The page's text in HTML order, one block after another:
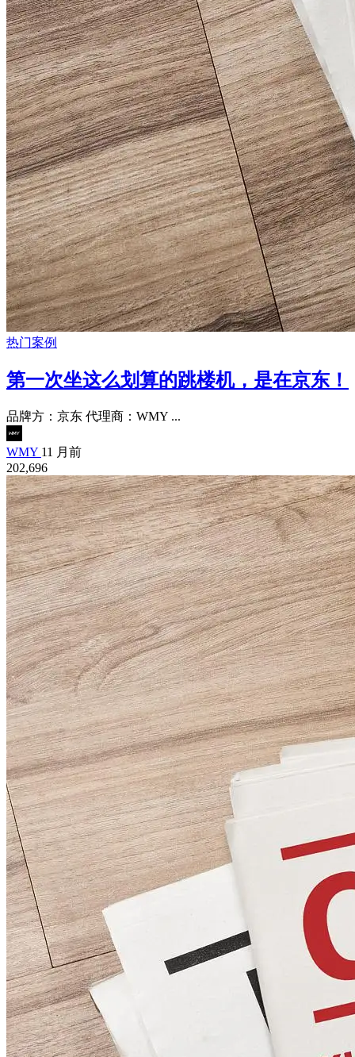
热门案例
第一次坐这么划算的跳楼机，是在京东！
品牌方：京东 代理商：WMY ...
WMY 11 月前
202,696